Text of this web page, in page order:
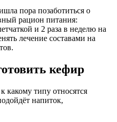
пора позаботиться о
рацион питания:
и 2 раза в неделю на
лечение составами на
кефир
какому типу относятся
напиток,